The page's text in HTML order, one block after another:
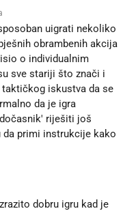
uigrati nekoliko
obrambenih akcija
o individualnim
sve stariji što znači i
iskustva da se
da je igra
riješiti još
primi instrukcije kako
dobru igru kad je